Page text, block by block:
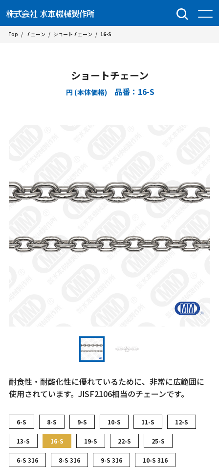
Top / チェーン / ショートチェーン / 16-S
ショートチェーン
円 (本体価格) 品番：16-S
耐食性・耐酸化性に優れているために、非常に広範囲に
使用されています。JISF2106相当のチェーンです。
6-S 8-S 9-S 10-S 11-S 12-S
13-S 16-S 19-S 22-S 25-S
6-S 316 8-S 316 9-S 316 10-S 316